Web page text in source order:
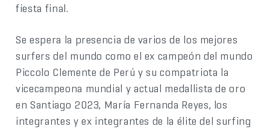
fiesta final.
Se espera la presencia de varios de los mejores
surfers del mundo como el ex campeón del mundo
Piccolo Clemente de Perú y su compatriota la
vicecampeona mundial y actual medallista de oro
en Santiago 2023, María Fernanda Reyes, los
integrantes y ex integrantes de la élite del surfing